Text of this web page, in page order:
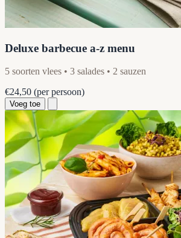
Deluxe barbecue a-z menu
5 soorten vlees • 3 salades • 2 sauzen
€24,50 (per persoon)
Voeg toe